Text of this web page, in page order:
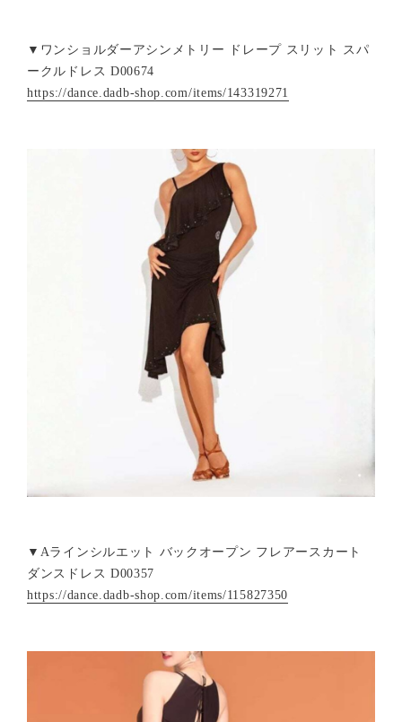
▼ワンショルダーアシンメトリー ドレープ スリット スパ
ークルドレス D00674
https://dance.dadb-shop.com/items/143319271
▼Aラインシルエット バックオープン フレアースカート
ダンスドレス D00357
https://dance.dadb-shop.com/items/115827350